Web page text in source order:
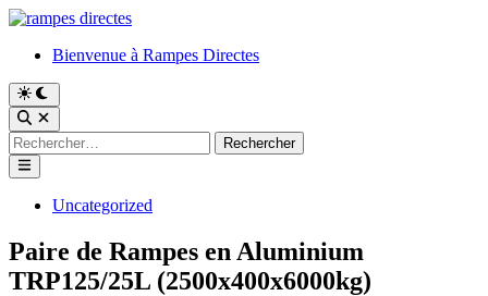
Skip
contentBienvenue à Rampes Directes
Switch
to
dark
mode
Open
Search
Rechercher :
Main
Menu
PostedUncategorized
Paire de Rampes en Aluminium
TRP125/25L (2500x400x6000kg)